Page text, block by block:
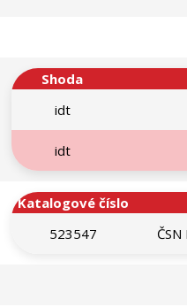
Shoda
idt
idt
Katalogové číslo
523547